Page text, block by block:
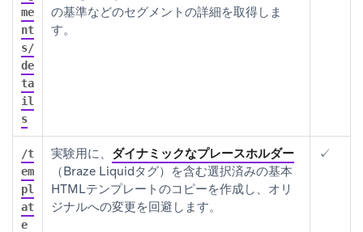
me
nt
s/
de
ta
il
s
の基準などのセグメントの詳細を取得しま
す。
/t
em
pl
at
e
実験用に、 ダイナミックなプレースホルダー
（Braze Liquidタグ）を含む選択済みの基本
HTMLテンプレートのコピーを作成し、オリ
ジナルへの変更を回避します。
✓